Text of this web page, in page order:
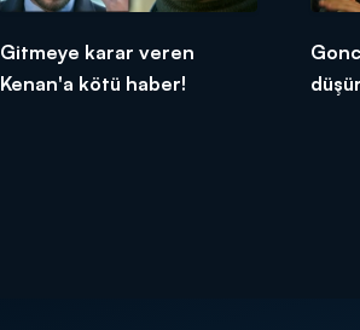
Gitmeye karar veren
Kenan'a kötü haber!